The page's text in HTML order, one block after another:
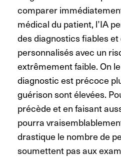
comparer
médical du patient, l’IA
des diagnostics fiables
personnalisés avec un
extrêmement faible. On
diagnostic est précoce
guérison sont élevées.
précède et en faisant
pourra
drastique le nombre de
soumettent pas aux